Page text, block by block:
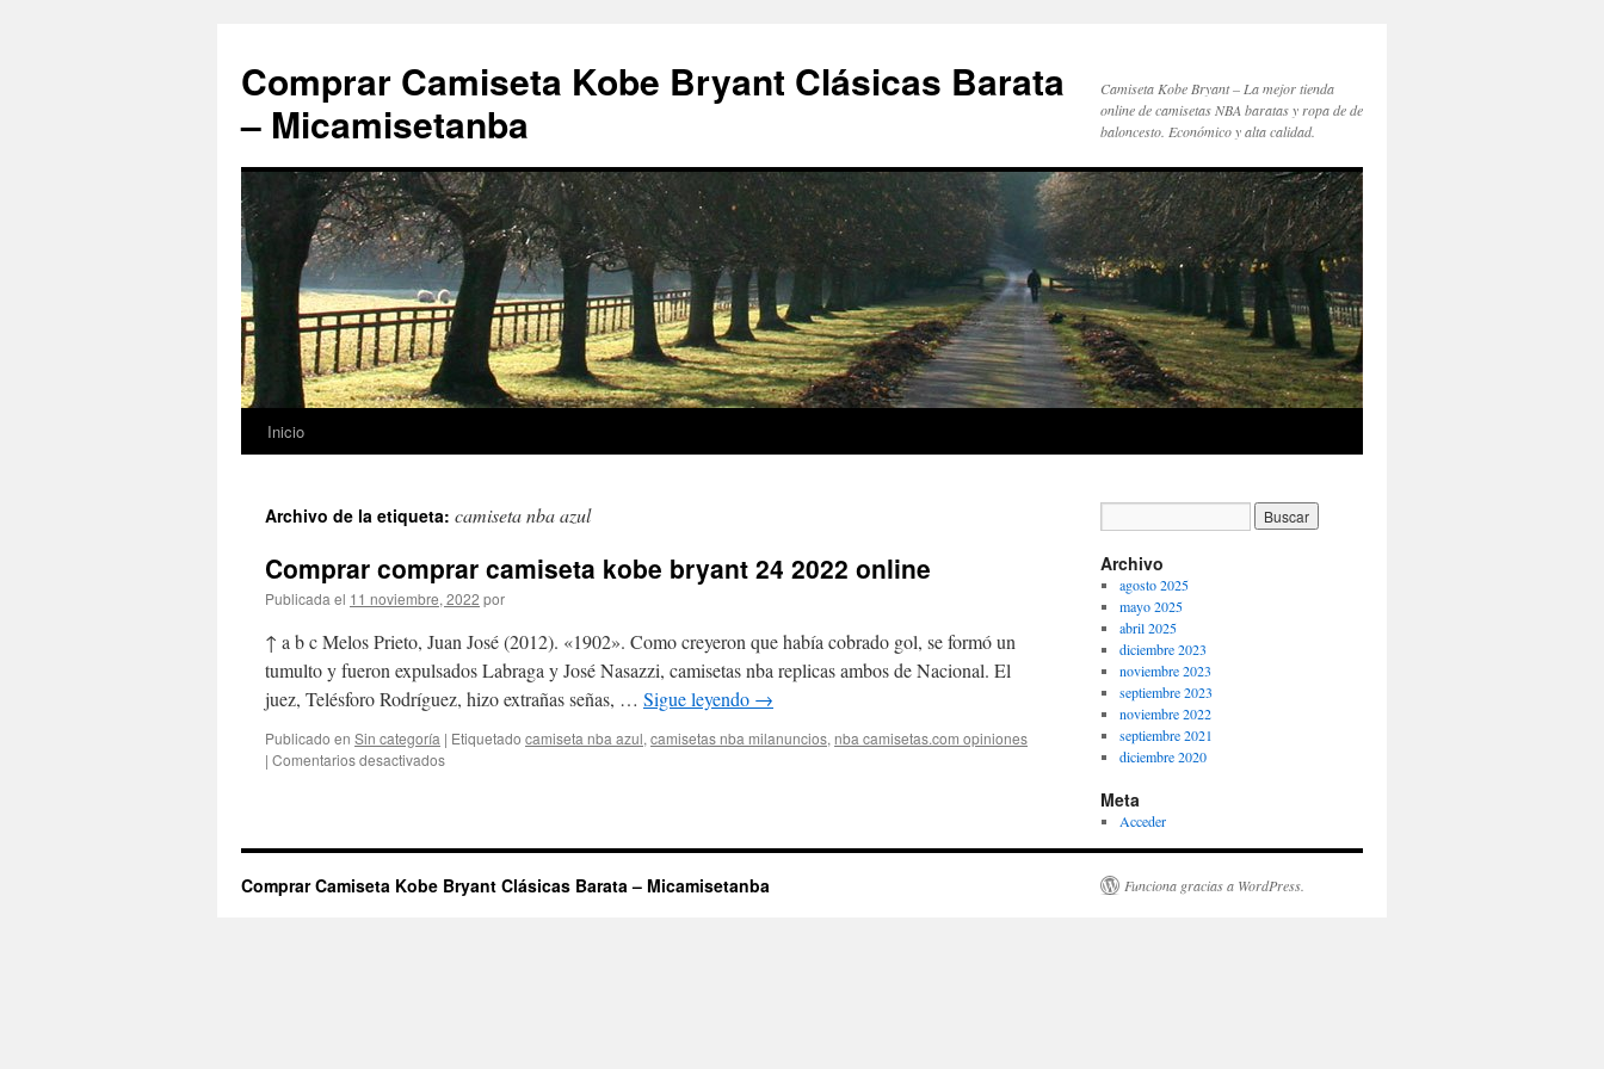
Comprar Camiseta Kobe Bryant Clásicas Barata
– Micamisetanba
Camiseta Kobe Bryant – La mejor tienda
online de camisetas NBA baratas y ropa de de
baloncesto. Económico y alta calidad.
Saltar
contenido
Inicio
Archivo de la etiqueta: camiseta nba azul
Comprar comprar camiseta kobe bryant 24 2022 online
Publicada el 11 noviembre, 2022 por
↑ a b c Melos Prieto, Juan José (2012). «1902». Como creyeron que había cobrado gol, se formó un
tumulto y fueron expulsados Labraga y José Nasazzi, camisetas nba replicas ambos de Nacional. El
juez, Telésforo Rodríguez, hizo extrañas señas, … Sigue leyendo →
Publicado en Sin categoría | Etiquetado camiseta nba azul, camisetas nba milanuncios, nba camisetas.com opiniones
| Comentarios desactivadosen
kobe
24
Archivo
agosto 2025
mayo 2025
abril 2025
diciembre 2023
noviembre 2023
septiembre 2023
noviembre 2022
septiembre 2021
diciembre 2020
Meta
Acceder
Comprar Camiseta Kobe Bryant Clásicas Barata – Micamisetanba Funciona gracias a WordPress.